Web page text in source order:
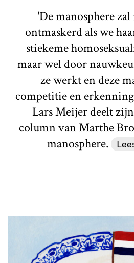
'De manosphere
ontmaskerd als we
stiekeme
maar wel door
ze werkt en deze
competitie en
Lars Meijer deelt
column van Marthe
manosphere.